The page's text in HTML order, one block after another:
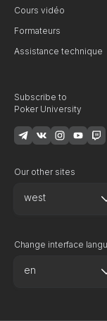
Cours vidéo
Formateurs
Assistance technique
Subscribe to
Poker University
Our other sites
west
Change interface
en